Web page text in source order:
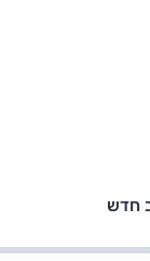
חדש
ראב 4, קיה